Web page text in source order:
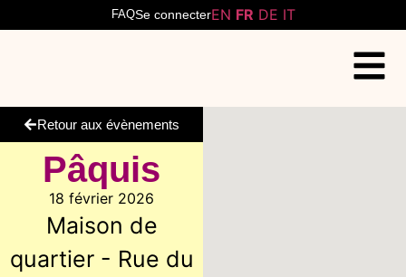
EN FR DE IT
FAQSe connecter
Retour aux évènements
Pâquis
18 février 2026
Maison de
quartier - Rue du